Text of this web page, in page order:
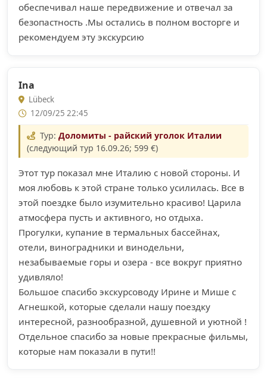
обеспечивал наше передвижение и отвечал за
безопастность .Мы остались в полном восторге и
рекомендуем эту экскурсию
Ina
Lübeck
12/09/25 22:45
Тур: Доломиты - райский уголок Италии
(следующий тур 16.09.26; 599 €)
Этот тур показал мне Италию с новой стороны. И
моя любовь к этой стране только усилилась. Все в
этой поездке было изумительно красиво! Царила
атмосфера пусть и активного, но отдыха.
Прогулки, купание в термальных бассейнах,
отели, виноградники и винодельни,
незабываемые горы и озера - все вокруг приятно
удивляло!
Большое спасибо экскурсоводу Ирине и Мише с
Агнешкой, которые сделали нашу поездку
интересной, разнообразной, душевной и уютной !
Отдельное спасибо за новые прекрасные фильмы,
которые нам показали в пути!!